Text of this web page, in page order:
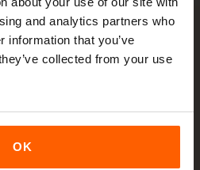
and analytics partners who
information that you’ve
collected from your use
OK
для Мальта
кроки
— без фізичної SIM‑картки.